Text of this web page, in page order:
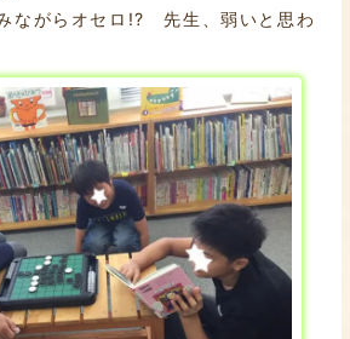
ながらオセロ!? 先生、弱いと思わ